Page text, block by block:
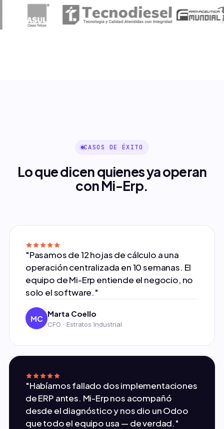
CASOS DE ÉXITO
Lo que dicen quienes ya operan
con Mi-Erp.
"Pasamos de 12 hojas de cálculo a una
operación centralizada en 10 semanas. El
equipo de Mi-Erp entiende el negocio, no
solo el software."
MC
Marta Coello
CFO · Estratos Industrial
"Habíamos fallado dos implementaciones
de ERP antes. Mi-Erp nos acompañó
desde el diagnóstico y nos dio un Odoo
que todo el equipo usa — de verdad."